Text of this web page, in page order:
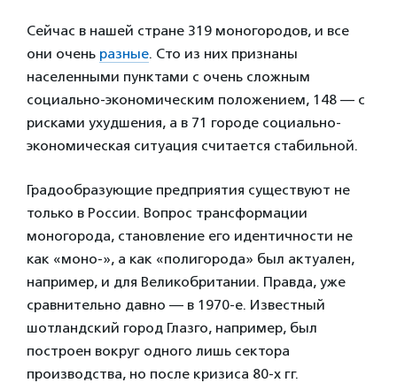
Сейчас в нашей стране 319 моногородов, и все
они очень разные. Сто из них признаны
населенными пунктами с очень сложным
социально-экономическим положением, 148 — с
рисками ухудшения, а в 71 городе социально-
экономическая ситуация считается стабильной.
Градообразующие предприятия существуют не
только в России. Вопрос трансформации
моногорода, становление его идентичности не
как «моно-», а как «полигорода» был актуален,
например, и для Великобритании. Правда, уже
сравнительно давно — в 1970-е. Известный
шотландский город Глазго, например, был
построен вокруг одного лишь сектора
производства, но после кризиса 80-х гг.